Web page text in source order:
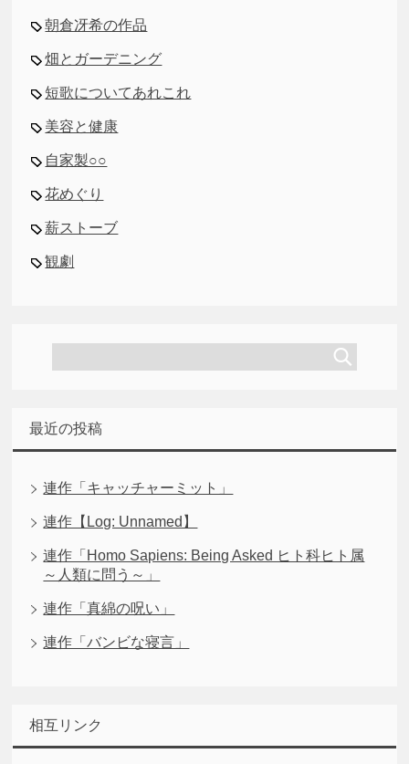
朝倉冴希の作品
畑とガーデニング
短歌についてあれこれ
美容と健康
自家製○○
花めぐり
薪ストーブ
観劇
最近の投稿
連作「キャッチャーミット」
連作【Log: Unnamed】
連作「Homo Sapiens: Being Asked ヒト科ヒト属
～人類に問う～」
連作「真綿の呪い」
連作「バンビな寝言」
相互リンク